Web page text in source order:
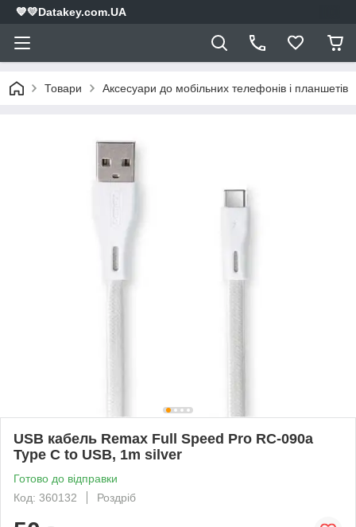
💙💛Datakey.com.UA
Товари Аксесуари до мобільних телефонів і планшетів
USB кабель Remax Full Speed Pro RC-090a
Type C to USB, 1m silver
Готово до відправки
Код: 360132
Роздріб